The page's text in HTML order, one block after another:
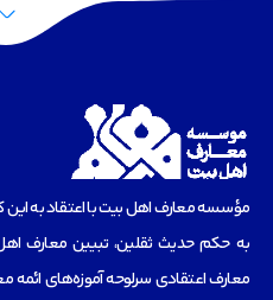
مؤسسه‌ معارف اهل بیت با اعتقاد به این
به حکم حدیث ثقلین، تبیین معارف